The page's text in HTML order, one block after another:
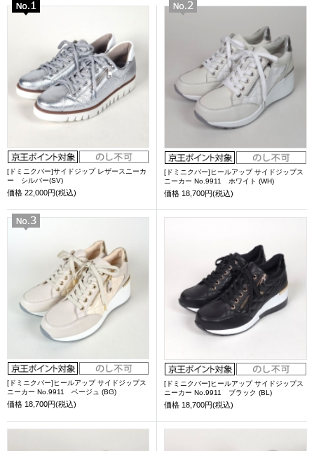
[ドミニクバー]サイドジップ レザースニーカ
ー シルバー(SV)
価格 22,000円(税込)
[ドミニクバー]ヒールアップ サイドジップス
ニーカー No.9911 ホワイト (WH)
価格 18,700円(税込)
[ドミニクバー]ヒールアップ サイドジップス
ニーカー No.9911 ベージュ (BG)
価格 18,700円(税込)
[ドミニクバー]ヒールアップ サイドジップス
ニーカー No.9911 ブラック (BL)
価格 18,700円(税込)